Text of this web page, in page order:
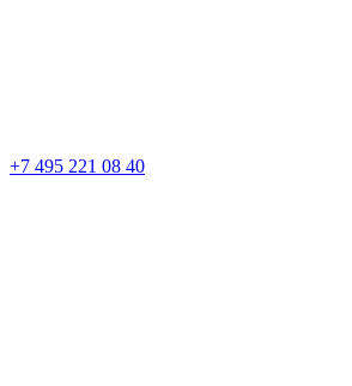
+7 495 221 08 40